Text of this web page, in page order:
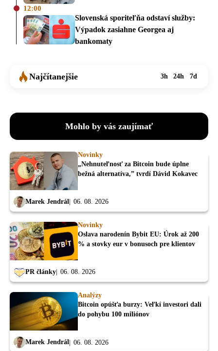
12:00
Slovenská sporiteľňa odstaví služby:
Výpadok zasiahne Georgea aj
bankomaty
Najčítanejšie 3h 24h 7d
Mohlo by vás zaujímať
Novinky
„Nehnuteľnosť za Bitcoin bude úplne
bežná alternatíva,” tvrdí Dávid Kokavec
Marek Jendrál 06. 08. 2026
Novinky
Oslava narodenín Bybit EU: Úrok až 200
% a stovky eur v bonusoch pre klientov
PR články 06. 08. 2026
Analýzy
Bitcoin opúšťa burzy: Veľkí investori dali
do pohybu 100 miliónov
Marek Jendrál 06. 08. 2026